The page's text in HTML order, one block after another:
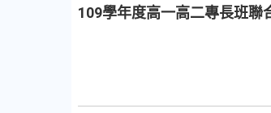
109學年度高一高二專長班聯